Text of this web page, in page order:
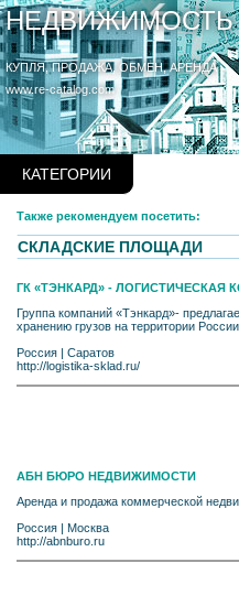
НЕДВИЖИМОСТЬ
КУПЛЯ, ПРОДАЖА, ОБМЕН, АРЕНДА
www.re-catalog.com
КАТЕГОРИИ
Также рекомендуем посетить:
СКЛАДСКИЕ ПЛОЩАДИ
ГК «ТЭНКАРД» - ЛОГИСТИЧЕСКАЯ
Группа компаний «Тэнкард»-
хранению грузов на территории
Россия | Саратов
http://logistika-sklad.ru/
АБН БЮРО НЕДВИЖИМОСТИ
Аренда и продажа коммерческой
Россия | Москва
http://abnburo.ru